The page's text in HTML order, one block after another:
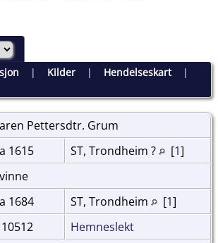
| Kilder| Hendelseskart|
Pettersdtr. Grum
1615 ST, Trondheim ? [1]
1684 ST, Trondheim [1]
Hemneslekt